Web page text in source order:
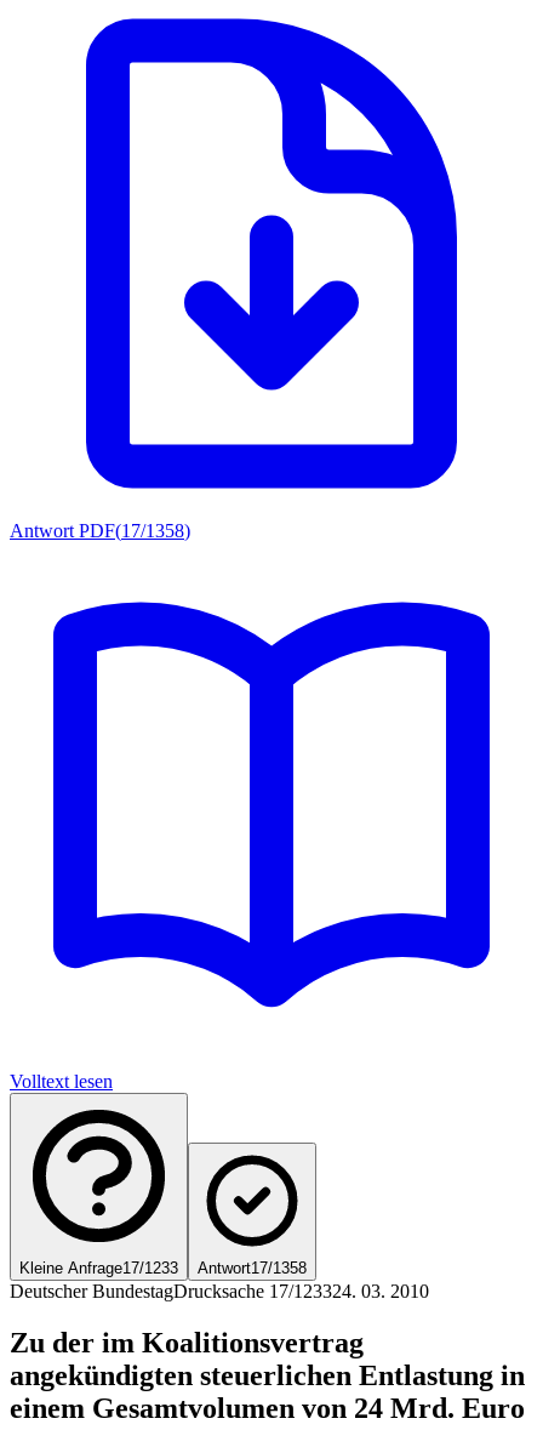
Antwort PDF(17/1358)
Volltext lesen
Kleine Anfrage17/1233 Antwort17/1358
Deutscher BundestagDrucksache 17/123324. 03. 2010
Zu der im Koalitionsvertrag
angekündigten steuerlichen Entlastung in
einem Gesamtvolumen von 24 Mrd. Euro